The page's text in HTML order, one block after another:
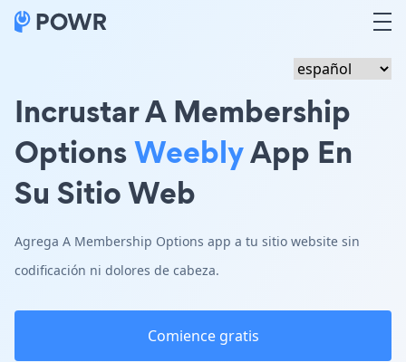
Incrustar A Membership
OptionsWeeblyApp En
Su Sitio Web
Agrega A Membership Options app a tu sitio website sin
codificación ni dolores de cabeza.
Comience gratis